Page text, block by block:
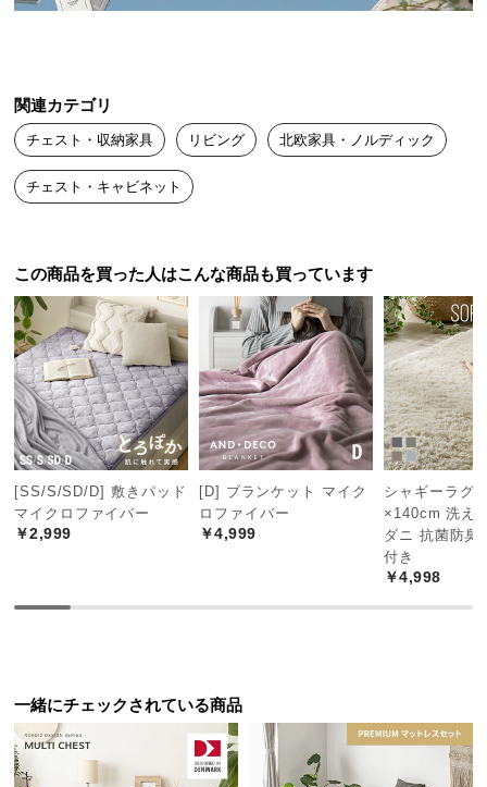
い
て
大
品
の
送
に
つ
い
て
中
型
商
つ
い
て
関連カテゴリ
チェスト・収納家具 リビング 北欧家具・ノルディック
チェスト・キャビネット
この商品を買った人はこんな商品も買っています
[SS/S/SD/D] 敷きパッド
マイクロファイバー
￥2,999
[D] ブランケット マイク
ロファイバー
￥4,999
シャギーラグ
×140cm 洗え
ダニ 抗菌防臭
付き
￥4,998
一緒にチェックされている商品